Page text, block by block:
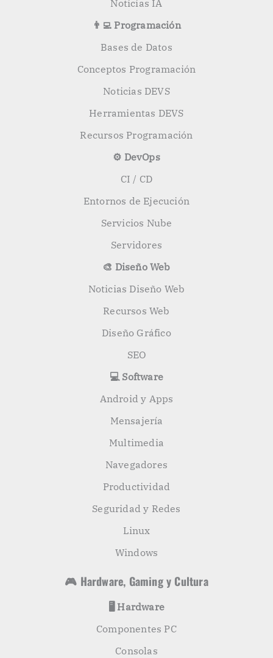
Noticias IA
👨‍💻 Programación
Bases de Datos
Conceptos Programación
Noticias DEVS
Herramientas DEVS
Recursos Programación
⚙️ DevOps
CI / CD
Entornos de Ejecución
Servicios Nube
Servidores
🎨 Diseño Web
Noticias Diseño Web
Recursos Web
Diseño Gráfico
SEO
💻 Software
Android y Apps
Mensajería
Multimedia
Navegadores
Productividad
Seguridad y Redes
Linux
Windows
🎮 Hardware, Gaming y Cultura
🖥️ Hardware
Componentes PC
Consolas